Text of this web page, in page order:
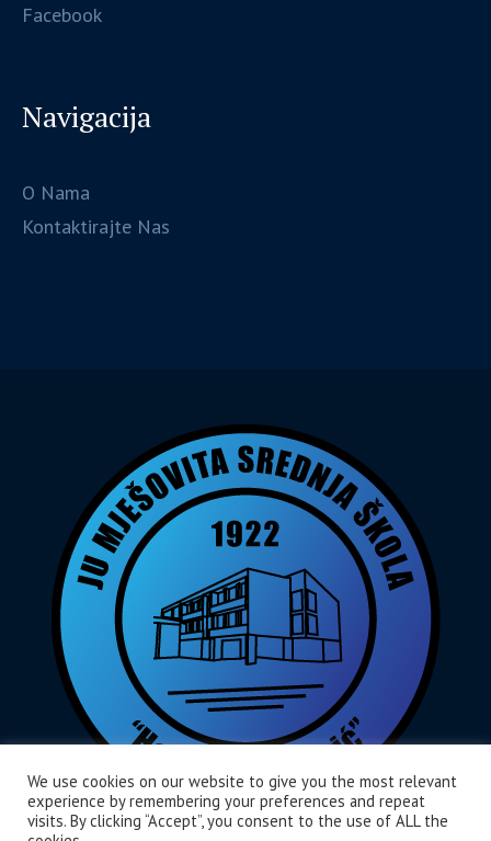
Facebook
Navigacija
O Nama
Kontaktirajte Nas
We use cookies on our website to give you the most relevant
experience by remembering your preferences and repeat
visits. By clicking “Accept”, you consent to the use of ALL the